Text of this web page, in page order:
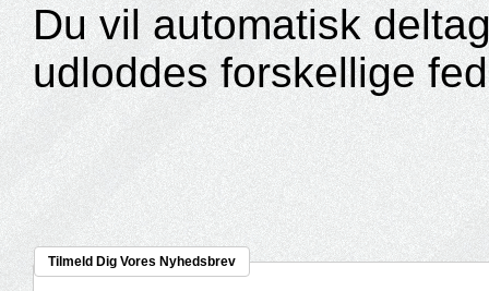
Du vil automatisk
udloddes forskellige
Tilmeld Dig Vores Nyhedsbrev